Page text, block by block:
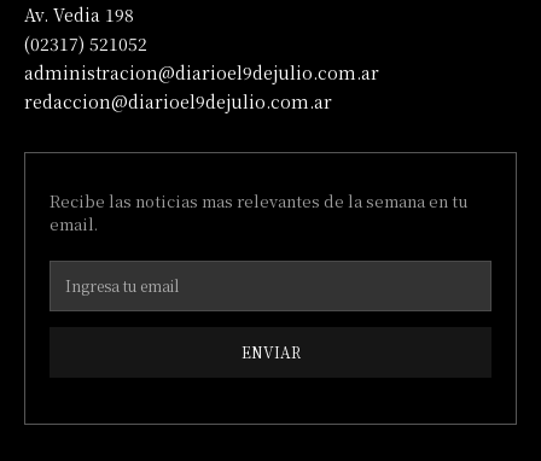
Av. Vedia 198
(02317) 521052
administracion@diarioel9dejulio.com.ar
redaccion@diarioel9dejulio.com.ar
Recibe las noticias mas relevantes de la semana en tu
email.
ENVIAR